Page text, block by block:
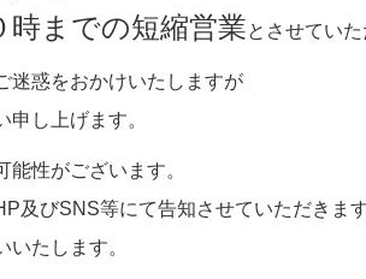
時までの短縮営業とさせてい
迷惑をおかけいたしますが
申し上げます。
性がございます。
及びSNS等にて告知させていただきま
いたします。